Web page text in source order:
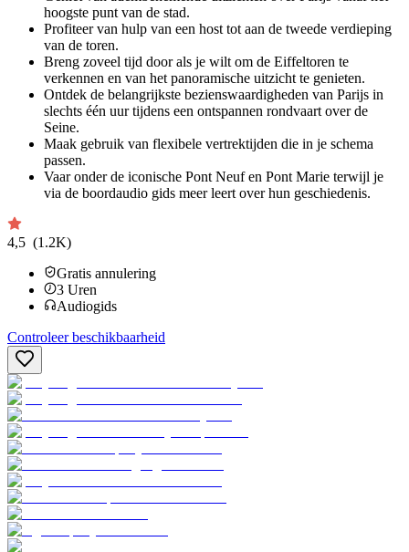
hoogste punt van de stad.
Profiteer van hulp van een host tot aan de tweede verdieping
van de toren.
Breng zoveel tijd door als je wilt om de Eiffeltoren te
verkennen en van het panoramische uitzicht te genieten.
Ontdek de belangrijkste bezienswaardigheden van Parijs in
slechts één uur tijdens een ontspannen rondvaart over de
Seine.
Maak gebruik van flexibele vertrektijden die in je schema
passen.
Vaar onder de iconische Pont Neuf en Pont Marie terwijl je
via de boordaudio gids meer leert over hun geschiedenis.
4,5 (1.2K)
Gratis annulering
3 Uren
Audiogids
Controleer beschikbaarheid